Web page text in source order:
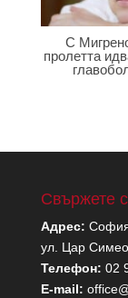
С
пролетта
Свържете
Адрес:
ул. Цар
Телефон: 02
E-mail: